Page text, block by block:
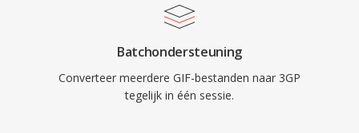
Batchondersteuning
Converteer meerdere GIF-bestanden naar 3GP
tegelijk in één sessie.